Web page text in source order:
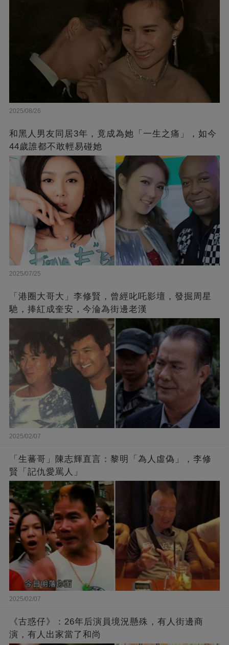
2025/08/26
和黑人男友同居3年，竟成為她「一生之痛」，如今
44歲誰都不敢輕易碰她
2025/07/25
「港圈大哥大」李修賢，曾經叱吒影壇，發掘周星
馳，捧紅成奎安，今淪為街邊老漢
2025/02/07
「生蕃哥」陳志輝直言：黎明「為人虛偽」，李修
賢「記仇愛罵人」
2025/02/07
《古惑仔》：26年后演員境況懸殊，有人街邊商
演，有人出家當了和尚